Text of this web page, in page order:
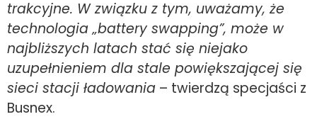
trakcyjne. W związku z tym, uważamy, że
technologia „battery swapping”, może w
najbliższych latach stać się niejako
uzupełnieniem dla stale powiększającej się
sieci stacji ładowania – twierdzą specjaści z
Busnex.